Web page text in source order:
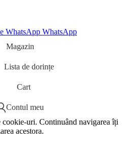
WhatsApp WhatsApp
Magazin
Lista de dorințe
Cart
Contul meu
cookie-uri. Continuând navigarea îți
acestora.